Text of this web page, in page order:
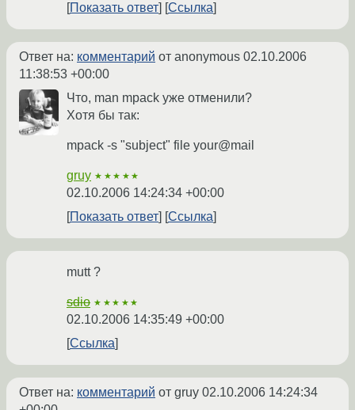
Показать ответ
Ссылка
Ответ на: комментарий от anonymous 02.10.2006
11:38:53 +00:00
Что, man mpack уже отменили?
Хотя бы так:
mpack -s "subject" file your@mail
gruy ★★★★★
02.10.2006 14:24:34 +00:00
Показать ответ
Ссылка
mutt ?
sdio ★★★★★
02.10.2006 14:35:49 +00:00
Ссылка
Ответ на: комментарий от gruy 02.10.2006 14:24:34